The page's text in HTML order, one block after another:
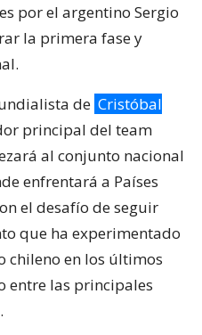
por el argentino Sergio
la primera fase y
de Cristóbal
principal del team
al conjunto nacional
enfrentará a Países
el desafío de seguir
que ha experimentado
chileno en los últimos
entre las principales